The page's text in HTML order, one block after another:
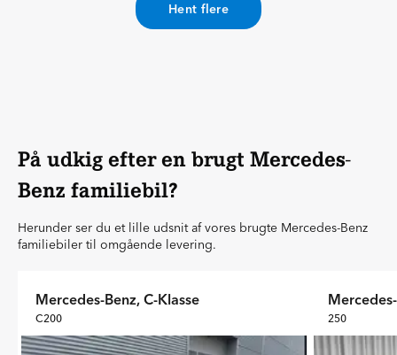
Hent flere
På udkig efter en brugt Mercedes-
Benz familiebil?
Herunder ser du et lille udsnit af vores brugte Mercedes-Benz
familiebiler til omgående levering.
Mercedes-Benz, C-Klasse
C200 250